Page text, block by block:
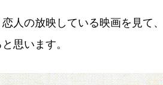
人の放映している映画を見て
思います。